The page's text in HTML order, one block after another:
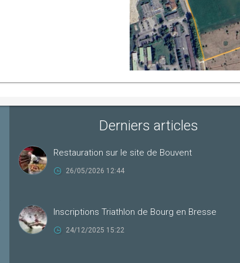
Derniers articles
Restauration sur le site de Bouvent
26/05/2026 12:44
Inscriptions Triathlon de Bourg en Bresse
24/12/2025 15:22